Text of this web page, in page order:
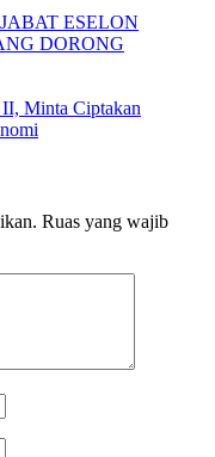
Minta Ciptakan
Ruas yang wajib